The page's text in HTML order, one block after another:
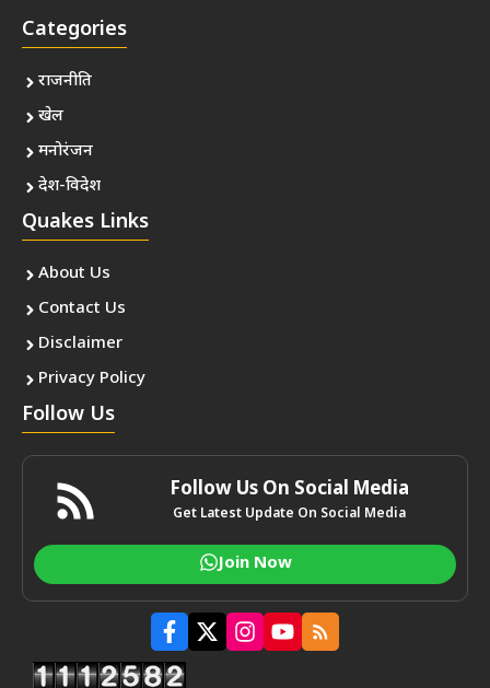
Categories
राजनीति
खेल
मनोरंजन
देश-विदेश
Quakes Links
About Us
Contact Us
Disclaimer
Privacy Policy
Follow Us
Follow Us On Social Media
Get Latest Update On Social Media
Join Now